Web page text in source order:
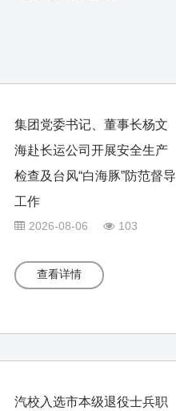
集团党委书记、董事长杨文
海赴长运公司开展安全生产
检查及台风“白海豚”防范督导
工作
2026-08-06 103
查看详情
汽校入选市本级退役士兵职